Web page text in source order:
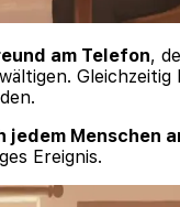
am Telefon,
jedem Menschen
Ereignis.